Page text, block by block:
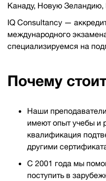
Канаду, Новую
IQ Consultancy —
международного
специализируемся на
Почему
Наши
имеют опыт учебы и
квалификация
другими
С 2001 года мы
поступить в